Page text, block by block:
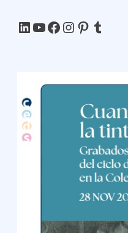
LinkedIn
YouTube
Facebook
Instagram
Pinterest
Tumblr